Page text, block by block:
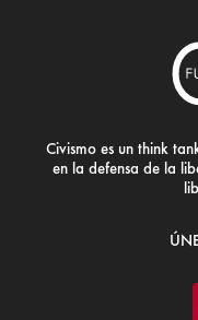
Civismo es un think
en la defensa de la